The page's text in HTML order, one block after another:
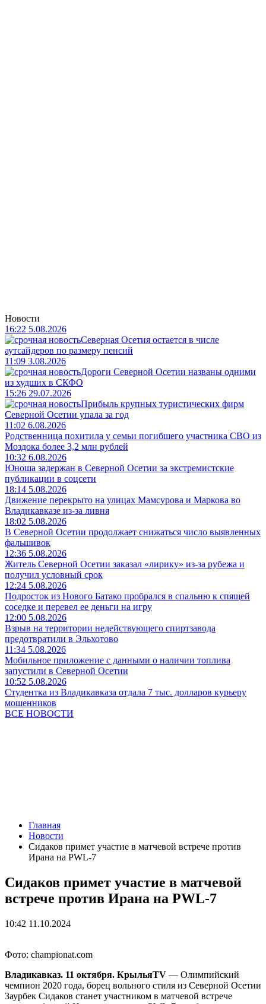
Новости
16:22 5.08.2026
Северная Осетия остается в числе
аутсайдеров по размеру пенсий
11:09 3.08.2026
Дороги Северной Осетии названы одними
из худших в СКФО
15:26 29.07.2026
Прибыль крупных туристических фирм
Северной Осетии упала за год
11:02 6.08.2026
Родственница похитила у семьи погибшего участника СВО из
Моздока более 3,2 млн рублей
10:32 6.08.2026
Юноша задержан в Северной Осетии за экстремистские
публикации в соцсети
18:14 5.08.2026
Движение перекрыто на улицах Мамсурова и Маркова во
Владикавказе из-за ливня
18:02 5.08.2026
В Северной Осетии продолжает снижаться число выявленных
фальшивок
12:36 5.08.2026
Житель Северной Осетии заказал «лирику» из-за рубежа и
получил условный срок
12:24 5.08.2026
Подросток из Нового Батако пробрался в спальню к спящей
соседке и перевел ее деньги на игру
12:00 5.08.2026
Взрыв на территории недействующего спиртзавода
предотвратили в Эльхотово
11:34 5.08.2026
Мобильное приложение с данными о наличии топлива
запустили в Северной Осетии
10:52 5.08.2026
Студентка из Владикавказа отдала 7 тыс. долларов курьеру
мошенников
ВСЕ НОВОСТИ
Главная
Новости
Сидаков примет участие в матчевой встрече против
Ирана на PWL-7
Сидаков примет участие в матчевой
встрече против Ирана на PWL-7
10:42 11.10.2024
Фото: championat.com
Владикавказ. 11 октября. КрыльяTV — Олимпийский
чемпион 2020 года, борец вольного стиля из Северной Осетии
Заурбек Сидаков станет участником в матчевой встрече